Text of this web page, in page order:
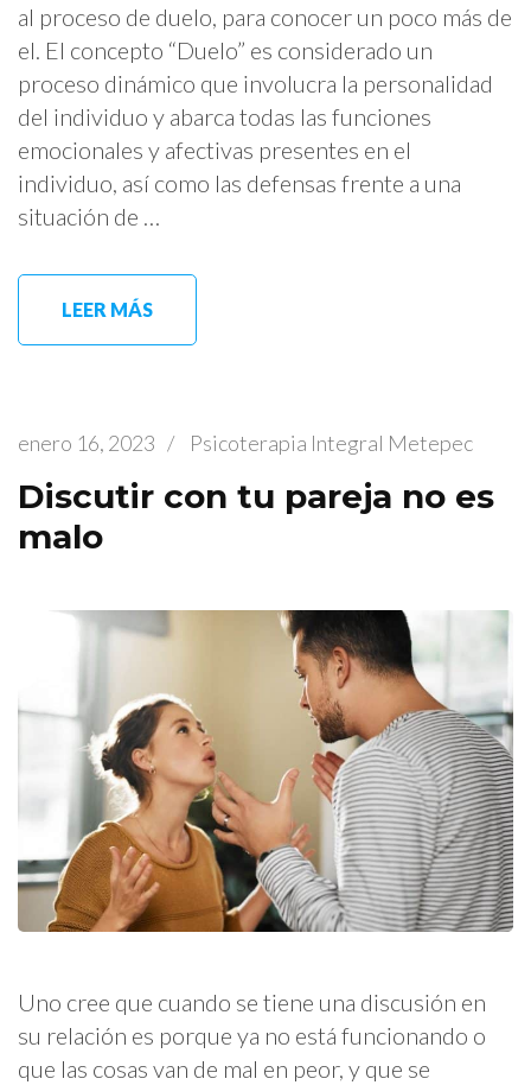
al proceso de duelo, para conocer un poco más de
el. El concepto “Duelo” es considerado un
proceso dinámico que involucra la personalidad
del individuo y abarca todas las funciones
emocionales y afectivas presentes en el
individuo, así como las defensas frente a una
situación de …
LEER MÁS
enero 16, 2023 / Psicoterapia Integral Metepec
Discutir con tu pareja no es
malo
Uno cree que cuando se tiene una discusión en
su relación es porque ya no está funcionando o
que las cosas van de mal en peor, y que se